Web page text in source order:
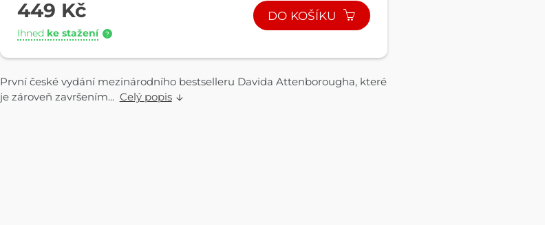
449 Kč
Ihned ke stažení ?
DO KOŠÍKU
První české vydání mezinárodního bestselleru Davida Attenborougha, které
je zároveň završením... Celý popis